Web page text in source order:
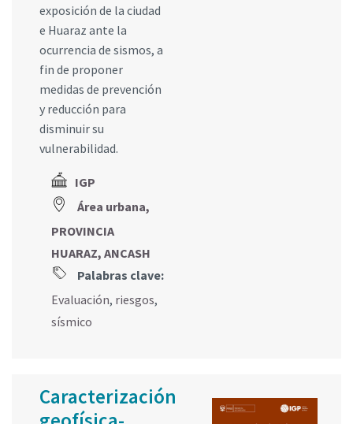
exposición de la ciudad
e Huaraz ante la
ocurrencia de sismos, a
fin de proponer
medidas de prevención
y reducción para
disminuir su
vulnerabilidad.
IGP
Área urbana,
PROVINCIA
HUARAZ, ANCASH
Palabras clave:
Evaluación, riesgos,
sísmico
Caracterización